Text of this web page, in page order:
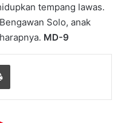
tempang lawas.
Solo, anak
MD-9
Print